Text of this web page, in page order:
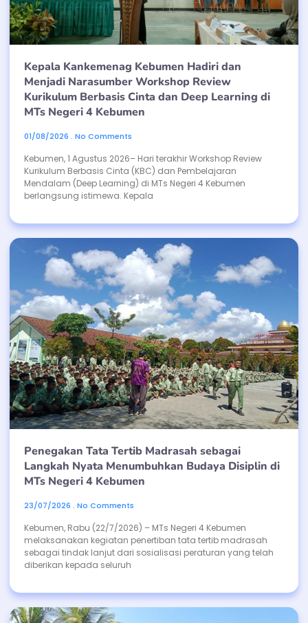
Kepala Kankemenag Kebumen Hadiri dan
Menjadi Narasumber Workshop Review
Kurikulum Berbasis Cinta dan Deep Learning di
MTs Negeri 4 Kebumen
01/08/2026 No Comments
Kebumen, 1 Agustus 2026– Hari terakhir Workshop Review
Kurikulum Berbasis Cinta (KBC) dan Pembelajaran
Mendalam (Deep Learning) di MTs Negeri 4 Kebumen
berlangsung istimewa. Kepala
Penegakan Tata Tertib Madrasah sebagai
Langkah Nyata Menumbuhkan Budaya Disiplin di
MTs Negeri 4 Kebumen
23/07/2026 No Comments
Kebumen, Rabu (22/7/2026) – MTs Negeri 4 Kebumen
melaksanakan kegiatan penertiban tata tertib madrasah
sebagai tindak lanjut dari sosialisasi peraturan yang telah
diberikan kepada seluruh